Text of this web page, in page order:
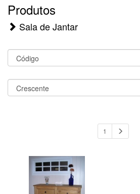
Produtos
Sala de Jantar
1